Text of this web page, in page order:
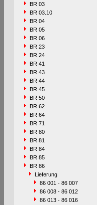
BR 03
BR 03.10
BR 04
BR 05
BR 06
BR 23
BR 24
BR 41
BR 43
BR 44
BR 45
BR 50
BR 62
BR 64
BR 71
BR 80
BR 81
BR 84
BR 85
BR 86
Lieferung
86 001 - 86 007
86 008 - 86 012
86 013 - 86 016